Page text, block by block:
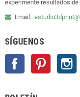
experimente resultados
Email:
SÍGUENOS
Facebook Pinterest